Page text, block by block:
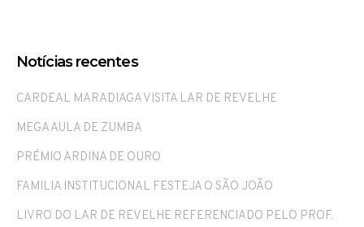
Notícias recentes
CARDEAL MARADIAGA VISITA LAR DE REVELHE
MEGA AULA DE ZUMBA
PRÉMIO ARDINA DE OURO
FAMILIA INSTITUCIONAL FESTEJA O SÃO JOÃO
LIVRO DO LAR DE REVELHE REFERENCIADO PELO PROF.